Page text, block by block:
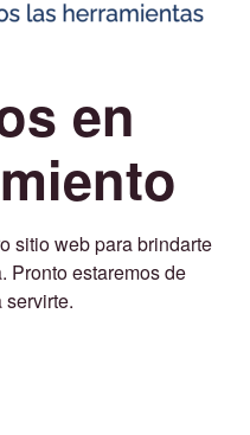
en
sitio web para brindarte
Pronto estaremos de
servirte.